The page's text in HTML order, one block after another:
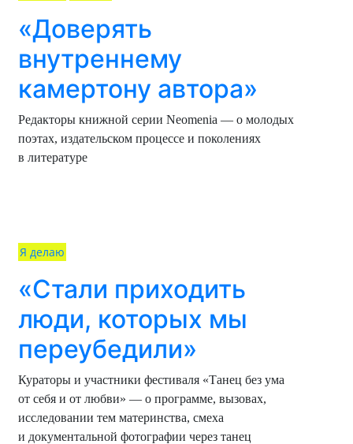
«Доверять
внутреннему
камертону автора»
Редакторы книжной серии Neomenia — о молодых
поэтах, издательском процессе и поколениях
в литературе
Я делаю
«Стали приходить
люди, которых мы
переубедили»
Кураторы и участники фестиваля «Танец без ума
от себя и от любви» — о программе, вызовах,
исследовании тем материнства, смеха
и документальной фотографии через танец